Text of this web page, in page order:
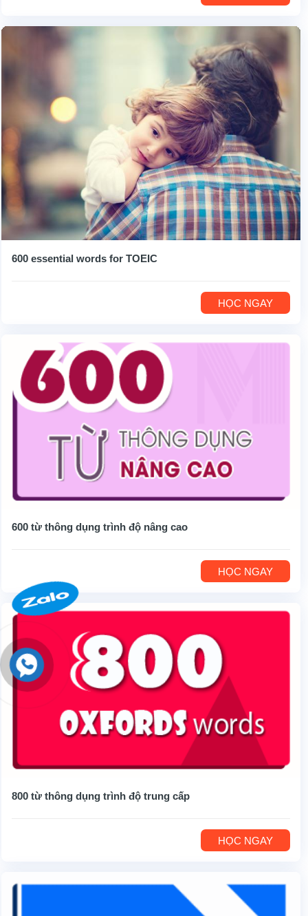
600 essential words for TOEIC
HỌC NGAY
600 từ thông dụng trình độ nâng cao
HỌC NGAY
800 từ thông dụng trình độ trung cấp
HỌC NGAY